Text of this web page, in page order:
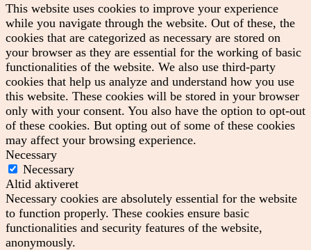
This website uses cookies to improve your experience
while you navigate through the website. Out of these, the
cookies that are categorized as necessary are stored on
your browser as they are essential for the working of basic
functionalities of the website. We also use third-party
cookies that help us analyze and understand how you use
this website. These cookies will be stored in your browser
only with your consent. You also have the option to opt-out
of these cookies. But opting out of some of these cookies
may affect your browsing experience.
Necessary
Necessary
Altid aktiveret
Necessary cookies are absolutely essential for the website
to function properly. These cookies ensure basic
functionalities and security features of the website,
anonymously.